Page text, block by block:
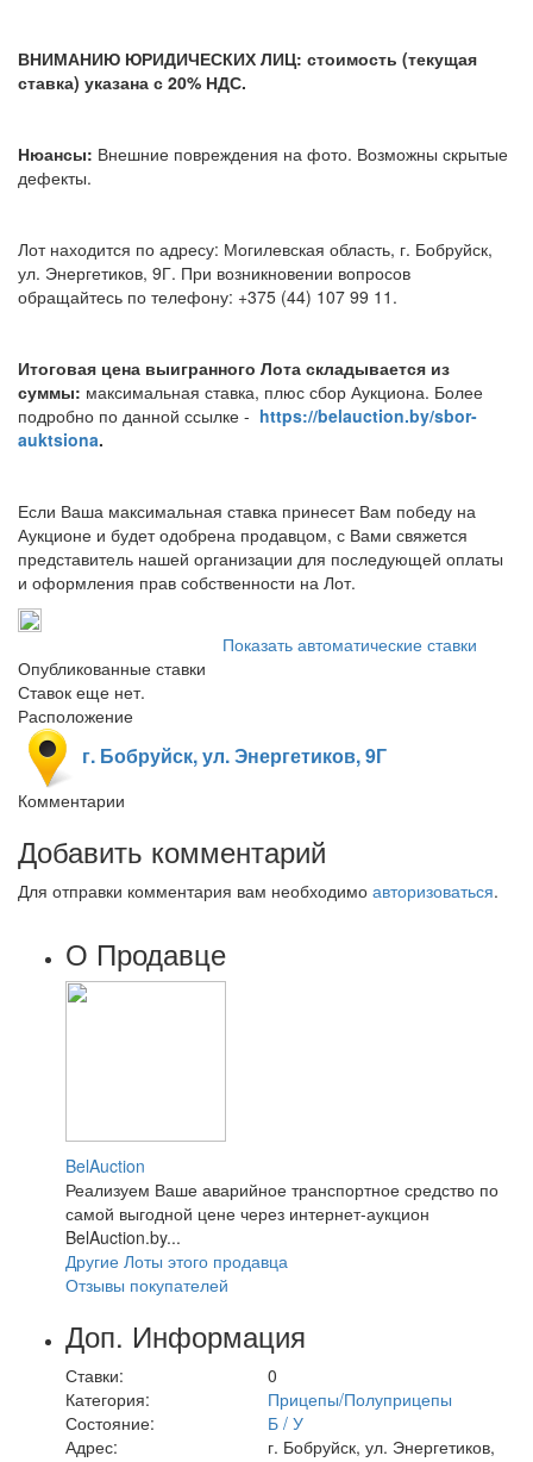
ВНИМАНИЮ ЮРИДИЧЕСКИХ ЛИЦ: стоимость (текущая
ставка) указана с 20% НДС.
Нюансы: Внешние повреждения на фото. Возможны скрытые
дефекты.
Лот находится по адресу: Могилевская область, г. Бобруйск,
ул. Энергетиков, 9Г. При возникновении вопросов
обращайтесь по телефону: +375 (44) 107 99 11.
Итоговая цена выигранного Лота складывается из
суммы: максимальная ставка, плюс сбор Аукциона. Более
подробно по данной ссылке - https://belauction.by/sbor-
auktsiona.
Если Ваша максимальная ставка принесет Вам победу на
Аукционе и будет одобрена продавцом, с Вами свяжется
представитель нашей организации для последующей оплаты
и оформления прав собственности на Лот.
Показать автоматические ставки
Опубликованные ставки
Ставок еще нет.
Расположение
г. Бобруйск, ул. Энергетиков, 9Г
Комментарии
Добавить комментарий
Для отправки комментария вам необходимо авторизоваться.
О Продавце
BelAuction
Реализуем Ваше аварийное транспортное средство по
самой выгодной цене через интернет-аукцион
BelAuction.by...
Другие Лоты этого продавца
Отзывы покупателей
Доп. Информация
Ставки:
0
Категория:
Прицепы/Полуприцепы
Состояние:
Б / У
Адрес:
г. Бобруйск, ул. Энергетиков,